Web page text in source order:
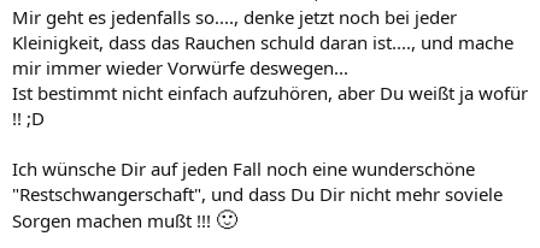
Mir geht es jedenfalls so...., denke jetzt noch bei jeder
Kleinigkeit, dass das Rauchen schuld daran ist...., und mache
mir immer wieder Vorwürfe deswegen...
Ist bestimmt nicht einfach aufzuhören, aber Du weißt ja wofür
!! ;D
Ich wünsche Dir auf jeden Fall noch eine wunderschöne
"Restschwangerschaft", und dass Du Dir nicht mehr soviele
Sorgen machen mußt !!! 🙂